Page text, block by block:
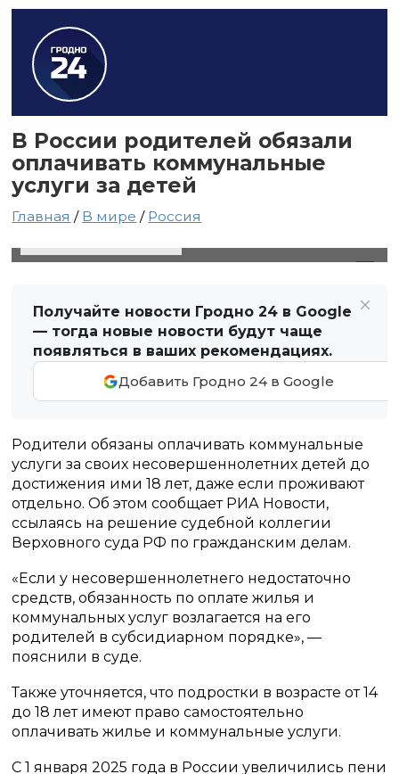
В России родителей обязали
оплачивать коммунальные
услуги за детей
Главная / В мире / Россия
Получайте новости Гродно 24 в Google
— тогда новые новости будут чаще
появляться в ваших рекомендациях.
Добавить Гродно 24 в Google
Родители обязаны оплачивать коммунальные
услуги за своих несовершеннолетних детей до
достижения ими 18 лет, даже если проживают
отдельно. Об этом сообщает РИА Новости,
ссылаясь на решение судебной коллегии
Верховного суда РФ по гражданским делам.
«Если у несовершеннолетнего недостаточно
средств, обязанность по оплате жилья и
коммунальных услуг возлагается на его
родителей в субсидиарном порядке», —
пояснили в суде.
Также уточняется, что подростки в возрасте от 14
до 18 лет имеют право самостоятельно
оплачивать жилье и коммунальные услуги.
С 1 января 2025 года в России увеличились пени